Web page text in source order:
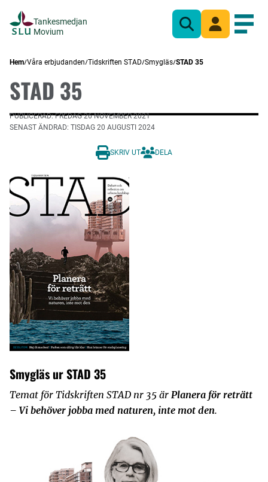
Tankesmedjan
Movium
Sök Mina sidor
Hem Våra erbjudanden Tidskriften STAD Smygläs STAD 35
STAD 35
PUBLICERAD: FREDAG 26 NOVEMBER 2021
SENAST ÄNDRAD: TISDAG 20 AUGUSTI 2024
SKRIV UT DELA
Smygläs ur STAD 35
Temat för Tidskriften STAD nr 35 är Planera för reträtt
– Vi behöver jobba med naturen, inte mot den.